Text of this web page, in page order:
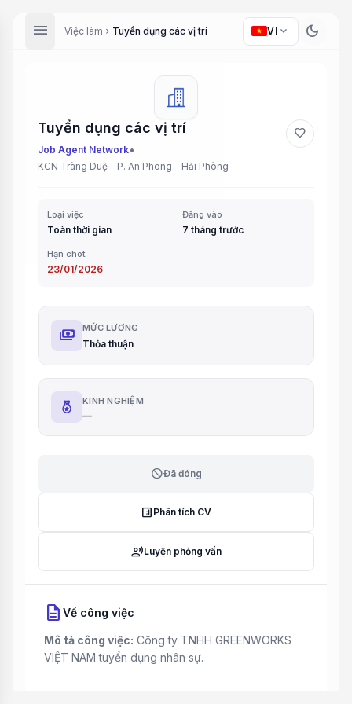
menu Việc làm chevron_right Tuyển dụng các vị trí VI expand_more dark_mode
Tuyển dụng các vị trí
Job Agent Network•
KCN Tràng Duệ - P. An Phong - Hải Phòng
favorite
Loại việc
Toàn thời gian
Đăng vào
7 tháng trước
Hạn chót
23/01/2026
payments MỨC LƯƠNG
Thỏa thuận
KINH NGHIỆM
—
blockĐã đóng
analytics Phân tích CV
record_voice_overLuyện phỏng vấn
description Về công việc
Mô tả công việc: Công ty TNHH GREENWORKS
VIỆT NAM tuyển dụng nhân sự.